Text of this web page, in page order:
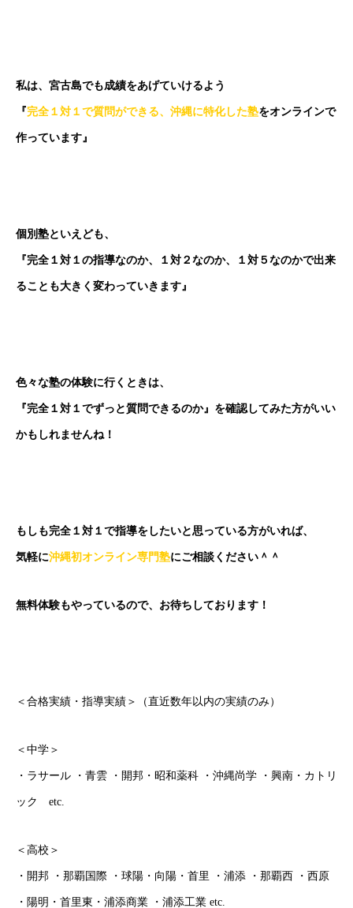
私は、宮古島でも成績をあげていけるよう
『完全１対１で質問ができる、沖縄に特化した塾をオンラインで
作っています』
個別塾といえども、
『完全１対１の指導なのか、１対２なのか、１対５なのかで出来
ることも大きく変わっていきます』
色々な塾の体験に行くときは、
『完全１対１でずっと質問できるのか』を確認してみた方がいい
かもしれませんね！
もしも完全１対１で指導をしたいと思っている方がいれば、
気軽に沖縄初オンライン専門塾にご相談ください＾＾
無料体験もやっているので、お待ちしております！
＜合格実績・指導実績＞（直近数年以内の実績のみ）
＜中学＞
・ラサール ・青雲 ・開邦・昭和薬科 ・沖縄尚学 ・興南・カトリ
ック etc.
＜高校＞
・開邦 ・那覇国際 ・球陽・向陽・首里 ・浦添 ・那覇西 ・西原
・陽明・首里東・浦添商業 ・浦添工業 etc.